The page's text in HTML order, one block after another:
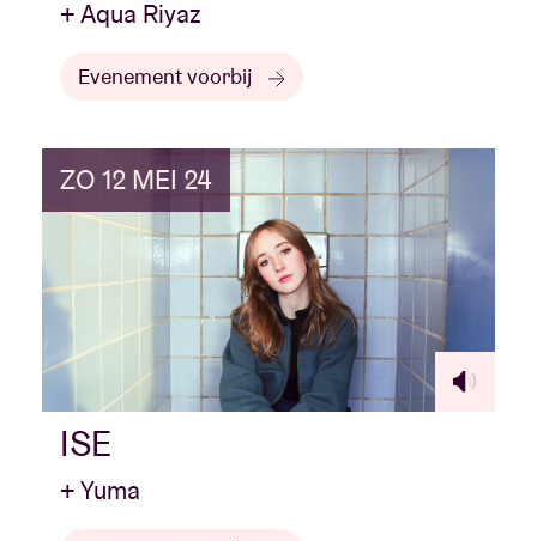
+ Aqua Riyaz
Evenement voorbij
ZO 12 MEI 24
ISE
+ Yuma